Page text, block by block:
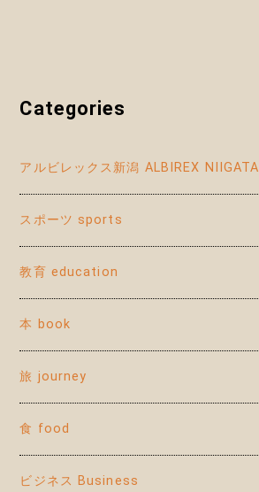
Categories
アルビレックス新潟 ALBIREX NIIGATA
スポーツ sports
教育 education
本 book
旅 journey
食 food
ビジネス Business